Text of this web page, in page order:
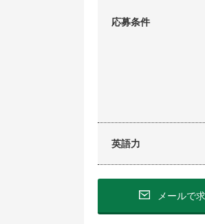
応募条件
英語力
メールで